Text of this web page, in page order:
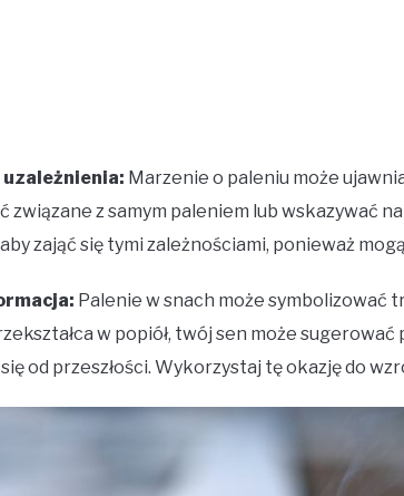
uzależnienia: Marzenie o paleniu może
związane z samym paleniem lub wskazywać
zająć się tymi zależnościami, ponieważ
Palenie w snach może symbolizować
w popiół, twój sen może
od przeszłości. Wykorzystaj tę okazję do